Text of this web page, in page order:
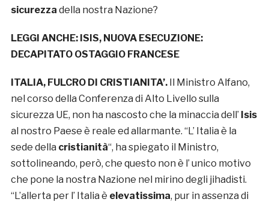
sicurezza della nostra Nazione?
LEGGI ANCHE: ISIS, NUOVA ESECUZIONE:
DECAPITATO OSTAGGIO FRANCESE
ITALIA, FULCRO DI CRISTIANITA’.Il Ministro Alfano,
nel corso della Conferenza di Alto Livello sulla
sicurezza UE, non ha nascosto che la minaccia dell’ Isis
al nostro Paese è reale ed allarmante. “L’ Italia è la
sede della cristianità“, ha spiegato il Ministro,
sottolineando, però, che questo non è l’ unico motivo
che pone la nostra Nazione nel mirino degli jihadisti.
“L’allerta per l’ Italia è elevatissima, pur in assenza di